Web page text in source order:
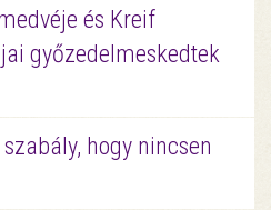
és Kreif
győzedelmeskedtek
hogy nincsen